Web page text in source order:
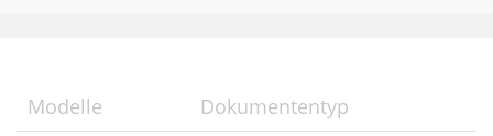
Modelle Dokumententyp